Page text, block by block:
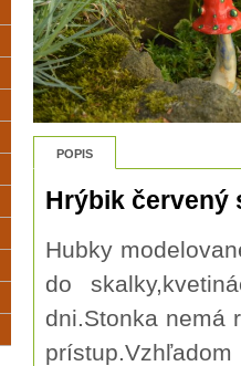
POPIS
Hrýbik červený
Hubky
do
dni.Stonka nemá